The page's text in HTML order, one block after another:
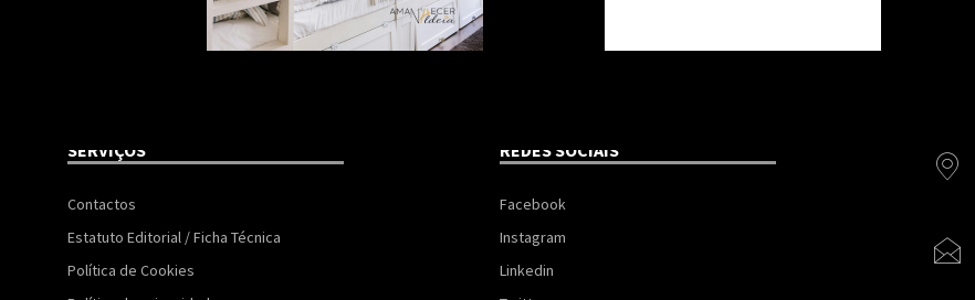
SERVIÇOS
Contactos
Estatuto Editorial / Ficha Técnica
Política de Cookies
REDES SOCIAIS
Facebook
Instagram
Linkedin